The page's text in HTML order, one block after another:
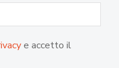
e accetto il